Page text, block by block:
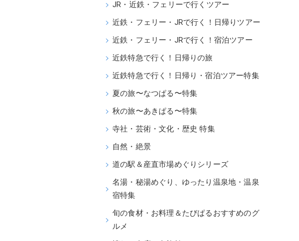
JR・近鉄・フェリーで行くツアー
近鉄・フェリー・JRで行く！日帰りツアー
近鉄・フェリー・JRで行く！宿泊ツアー
近鉄特急で行く！日帰りの旅
近鉄特急で行く！日帰り・宿泊ツアー特集
夏の旅〜なつぱる〜特集
秋の旅〜あきぱる〜特集
寺社・芸術・文化・歴史 特集
自然・絶景
道の駅＆産直市場めぐりシリーズ
名湯・秘湯めぐり、ゆったり温泉地・温泉
宿特集
旬の食材・お料理＆たびぱるおすすめのグ
ルメ